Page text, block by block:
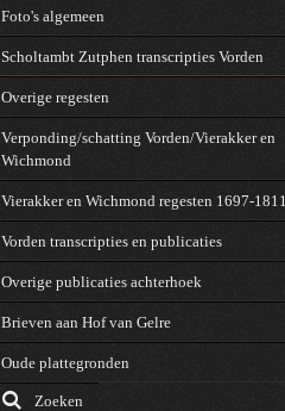
Foto's algemeen
Scholtambt Zutphen transcripties Vorden
Overige regesten
Verponding/schatting Vorden/Vierakker en
Wichmond
Vierakker en Wichmond regesten 1697-1811
Vorden transcripties en publicaties
Overige publicaties achterhoek
Brieven aan Hof van Gelre
Oude plattegronden
Zoeken